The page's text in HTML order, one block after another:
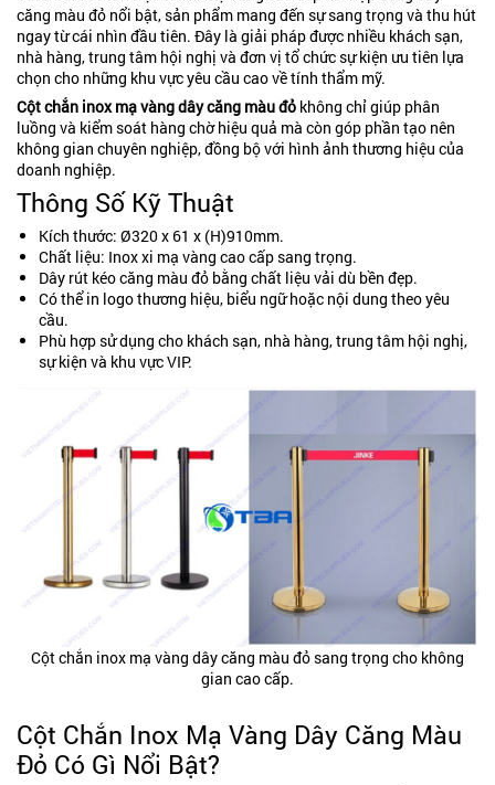
căng màu đỏ nổi bật, sản phẩm mang đến sự sang trọng và thu hút
ngay từ cái nhìn đầu tiên. Đây là giải pháp được nhiều khách sạn,
nhà hàng, trung tâm hội nghị và đơn vị tổ chức sự kiện ưu tiên lựa
chọn cho những khu vực yêu cầu cao về tính thẩm mỹ.
Cột chắn inox mạ vàng dây căng màu đỏ không chỉ giúp phân
luồng và kiểm soát hàng chờ hiệu quả mà còn góp phần tạo nên
không gian chuyên nghiệp, đồng bộ với hình ảnh thương hiệu của
doanh nghiệp.
Thông Số Kỹ Thuật
Kích thước: Ø320 x 61 x (H)910mm.
Chất liệu: Inox xi mạ vàng cao cấp sang trọng.
Dây rút kéo căng màu đỏ bằng chất liệu vải dù bền đẹp.
Có thể in logo thương hiệu, biểu ngữ hoặc nội dung theo yêu
cầu.
Phù hợp sử dụng cho khách sạn, nhà hàng, trung tâm hội nghị,
sự kiện và khu vực VIP.
Cột chắn inox mạ vàng dây căng màu đỏ sang trọng cho không
gian cao cấp.
Cột Chắn Inox Mạ Vàng Dây Căng Màu
Đỏ Có Gì Nổi Bật?